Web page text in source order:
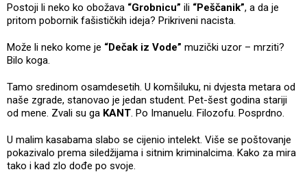
Postoji li neko ko obožava “Grobnicu” ili “Peščanik”, a da je
pritom pobornik fašističkih ideja? Prikriveni nacista.
Može li neko kome je “Dečak iz Vode” muzički uzor – mrziti?
Bilo koga.
Tamo sredinom osamdesetih. U komšiluku, ni dvjesta metara od
naše zgrade, stanovao je jedan student. Pet-šest godina stariji
od mene. Zvali su ga KANT. Po Imanuelu. Filozofu. Posprdno.
U malim kasabama slabo se cijenio intelekt. Više se poštovanje
pokazivalo prema siledžijama i sitnim kriminalcima. Kako za mira
tako i kad zlo dođe po svoje.